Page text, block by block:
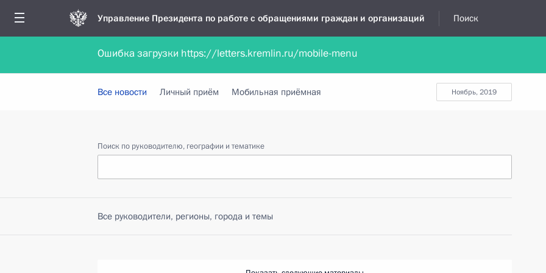
Управление Президента по работе с обращениями граждан и организаций Поиск
Обратиться в форме электронного документа Обратиться в устной форме
ноябрь, 2019
Все новости Личный приём Мобильная приёмная
Поиск по руководителю, географии и тематике
Все руководители, регионы, города и темы
Ошибка загрузки https://letters.kremlin.ru/mobile-menu